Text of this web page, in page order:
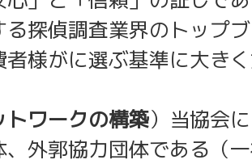
る探偵調査業界のトップ
者様がに選ぶ基準に大き
トワークの構築）当協会
、外郭協力団体である（